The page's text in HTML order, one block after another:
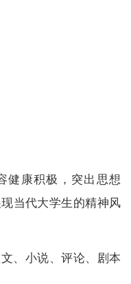
健康积极，突出思想
当代大学生的精神风
、小说、评论、剧本